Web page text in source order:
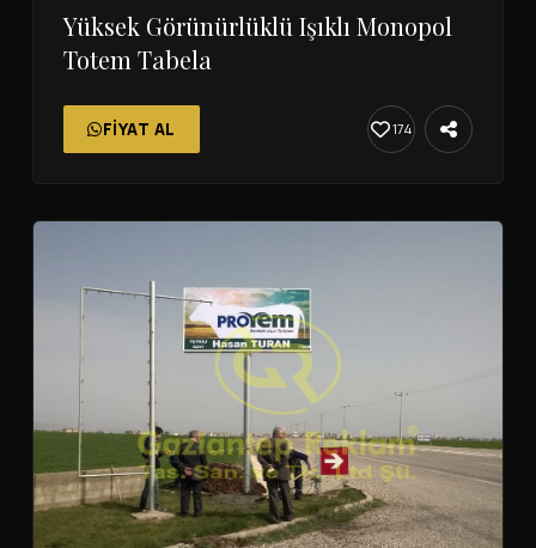
Yüksek Görünürlüklü Işıklı Monopol
Totem Tabela
FIYAT AL 174